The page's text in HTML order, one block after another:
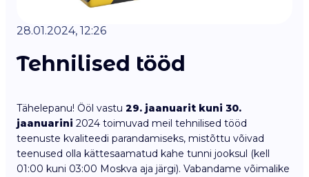
28.01.2024, 12:26
Tehnilised tööd
Tähelepanu! Ööl vastu 29. jaanuarit kuni 30.
jaanuarini 2024 toimuvad meil tehnilised tööd
teenuste kvaliteedi parandamiseks, mistõttu võivad
teenused olla kättesaamatud kahe tunni jooksul (kell
01:00 kuni 03:00 Moskva aja järgi). Vabandame võimalike